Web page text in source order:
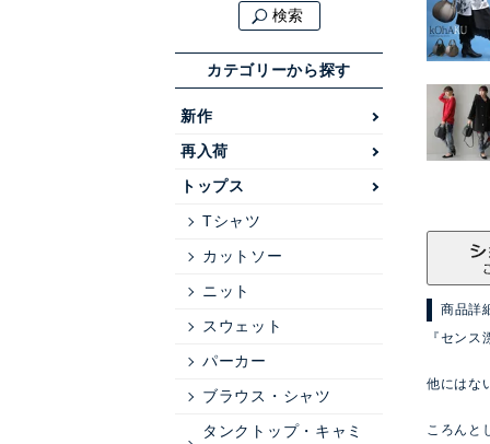
検索
カテゴリーから探す
新作
再入荷
トップス
Tシャツ
カットソー
ニット
スウェット
パーカー
ブラウス・シャツ
タンクトップ・キャミ
商品詳
『セン
他にはな
ころんと